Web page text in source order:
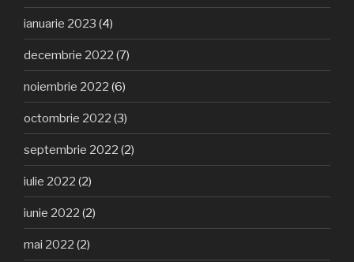
ianuarie 2023 (4)
decembrie 2022 (7)
noiembrie 2022 (6)
octombrie 2022 (3)
septembrie 2022 (2)
iulie 2022 (2)
iunie 2022 (2)
mai 2022 (2)